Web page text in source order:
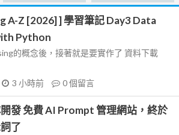
A-Z [2026] ] 學習筆記 Day3 Data
Python
的概念後，接著就是要實作了 資料下載
3 小時前 0個留言
開發 免費 AI Prompt 管理網站，終於
了